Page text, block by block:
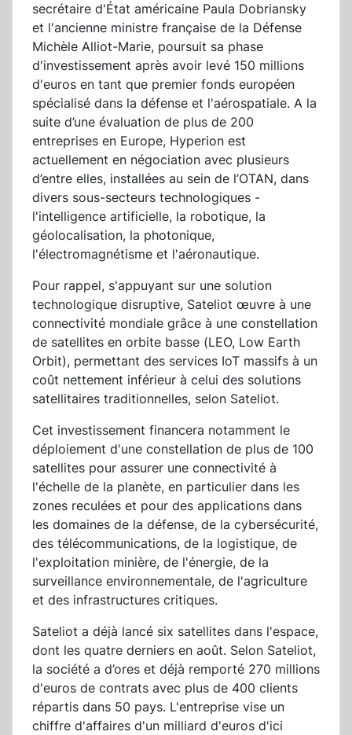
secrétaire d'État américaine Paula Dobriansky
et l'ancienne ministre française de la Défense
Michèle Alliot-Marie, poursuit sa phase
d'investissement après avoir levé 150 millions
d'euros en tant que premier fonds européen
spécialisé dans la défense et l'aérospatiale. A la
suite d’une évaluation de plus de 200
entreprises en Europe, Hyperion est
actuellement en négociation avec plusieurs
d’entre elles, installées au sein de l’OTAN, dans
divers sous-secteurs technologiques -
l'intelligence artificielle, la robotique, la
géolocalisation, la photonique,
l'électromagnétisme et l'aéronautique.
Pour rappel, s'appuyant sur une solution
technologique disruptive, Sateliot œuvre à une
connectivité mondiale grâce à une constellation
de satellites en orbite basse (LEO, Low Earth
Orbit), permettant des services IoT massifs à un
coût nettement inférieur à celui des solutions
satellitaires traditionnelles, selon Sateliot.
Cet investissement financera notamment le
déploiement d'une constellation de plus de 100
satellites pour assurer une connectivité à
l'échelle de la planète, en particulier dans les
zones reculées et pour des applications dans
les domaines de la défense, de la cybersécurité,
des télécommunications, de la logistique, de
l'exploitation minière, de l'énergie, de la
surveillance environnementale, de l'agriculture
et des infrastructures critiques.
Sateliot a déjà lancé six satellites dans l'espace,
dont les quatre derniers en août. Selon Sateliot,
la société a d’ores et déjà remporté 270 millions
d'euros de contrats avec plus de 400 clients
répartis dans 50 pays. L'entreprise vise un
chiffre d'affaires d'un milliard d'euros d'ici